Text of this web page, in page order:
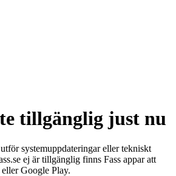
tillgänglig just nu
systemuppdateringar eller tekniskt
ej är tillgänglig finns Fass appar att
Google Play.